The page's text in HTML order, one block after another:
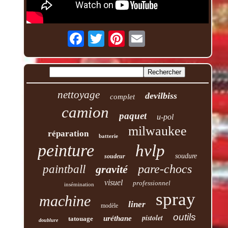
nettoyage complet devilbiss
camion paquet u-pol
réparation batterie milwaukee
peinture soudeur hvlp soudure
paintball gravité pare-chocs
insémination visuel professionnel
machine modèle liner spray
doublure tatouage uréthane pistolet outils